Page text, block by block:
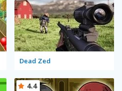
Dead Zed
4.4